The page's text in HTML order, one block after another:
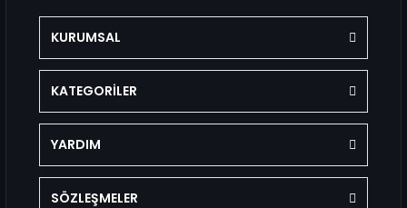
KURUMSAL
KATEGORİLER
YARDIM
SÖZLEŞMELER